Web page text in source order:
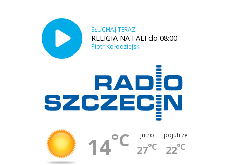
SŁUCHAJ TERAZ
RELIGIA NA FALI do 08:00
Piotr Kołodziejski
14°C jutro
27°C
pojutrze
22°C